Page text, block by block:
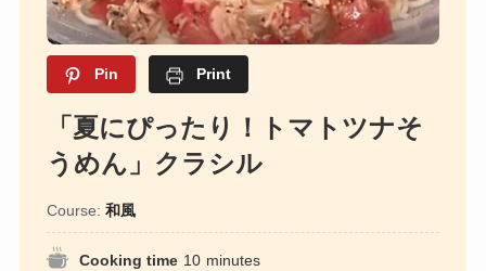
Pin Print
「夏にぴったり！トマトツナそ
うめん」クラシル
Course: 和風
Cooking time 10 minutes